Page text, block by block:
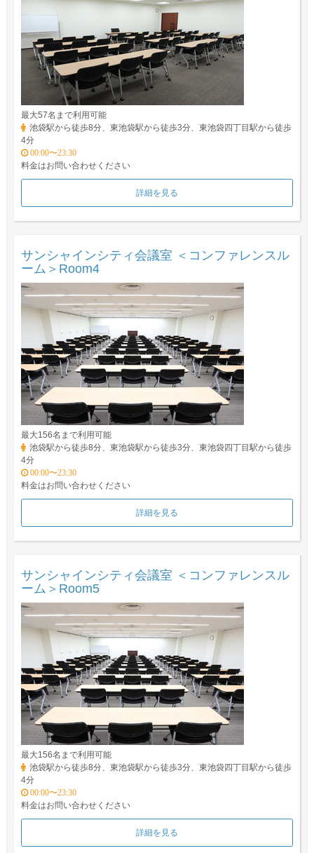
最大57名まで利用可能
池袋駅から徒歩8分、東池袋駅から徒歩3分、東池袋四丁目駅から徒歩
4分
00:00〜23:30
料金はお問い合わせください
詳細を見る
サンシャインシティ会議室 ＜コンファレンスル
ーム＞Room4
最大156名まで利用可能
池袋駅から徒歩8分、東池袋駅から徒歩3分、東池袋四丁目駅から徒歩
4分
00:00〜23:30
料金はお問い合わせください
詳細を見る
サンシャインシティ会議室 ＜コンファレンスル
ーム＞Room5
最大156名まで利用可能
池袋駅から徒歩8分、東池袋駅から徒歩3分、東池袋四丁目駅から徒歩
4分
00:00〜23:30
料金はお問い合わせください
詳細を見る